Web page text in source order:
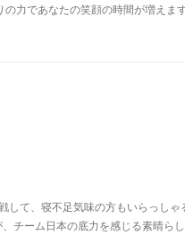
の力であなたの笑顔の時間が増えま
て、寝不足気味の方もいらっしゃ
チーム日本の底力を感じる素晴ら